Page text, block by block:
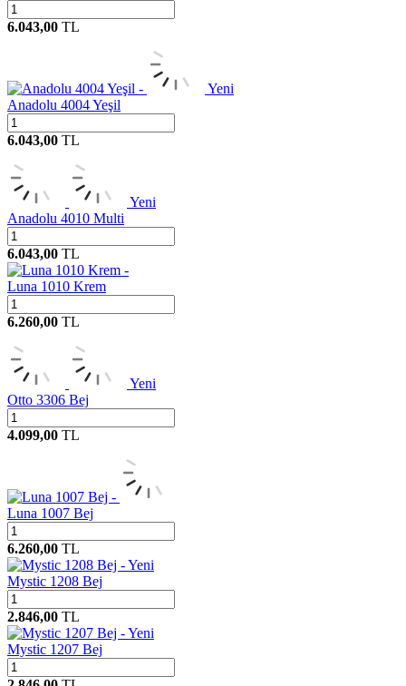
6.043,00 TL
Yeni
Anadolu 4004 Yeşil
6.043,00 TL
Yeni
Anadolu 4010 Multi
6.043,00 TL
Luna 1010 Krem
6.260,00 TL
Yeni
Otto 3306 Bej
4.099,00 TL
Luna 1007 Bej
6.260,00 TL
Yeni
Mystic 1208 Bej
2.846,00 TL
Yeni
Mystic 1207 Bej